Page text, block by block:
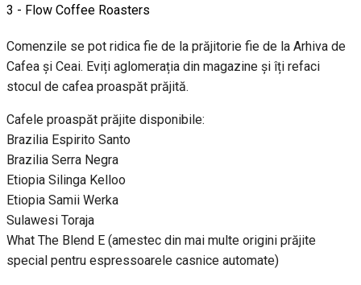
3 - Flow Coffee Roasters
Comenzile se pot ridica fie de la prăjitorie fie de la Arhiva de
Cafea și Ceai. Eviți aglomerația din magazine și îți refaci
stocul de cafea proaspăt prăjită.
Cafele proaspăt prăjite disponibile:
Brazilia Espirito Santo
Brazilia Serra Negra
Etiopia Silinga Kelloo
Etiopia Samii Werka
Sulawesi Toraja
What The Blend E (amestec din mai multe origini prăjite
special pentru espressoarele casnice automate)